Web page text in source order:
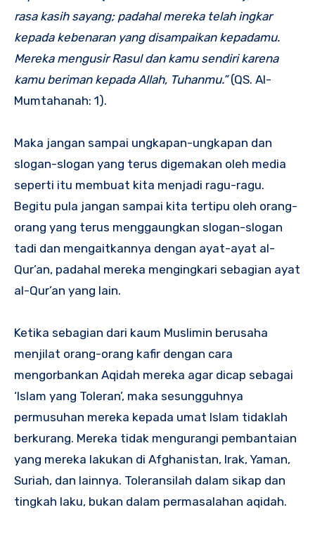
rasa kasih sayang; padahal mereka telah ingkar
kepada kebenaran yang disampaikan kepadamu.
Mereka mengusir Rasul dan kamu sendiri karena
kamu beriman kepada Allah, Tuhanmu.” (QS. Al-
Mumtahanah: 1).
Maka jangan sampai ungkapan-ungkapan dan
slogan-slogan yang terus digemakan oleh media
seperti itu membuat kita menjadi ragu-ragu.
Begitu pula jangan sampai kita tertipu oleh orang-
orang yang terus menggaungkan slogan-slogan
tadi dan mengaitkannya dengan ayat-ayat al-
Qur’an, padahal mereka mengingkari sebagian ayat
al-Qur’an yang lain.
Ketika sebagian dari kaum Muslimin berusaha
menjilat orang-orang kafir dengan cara
mengorbankan Aqidah mereka agar dicap sebagai
‘Islam yang Toleran’, maka sesungguhnya
permusuhan mereka kepada umat Islam tidaklah
berkurang. Mereka tidak mengurangi pembantaian
yang mereka lakukan di Afghanistan, Irak, Yaman,
Suriah, dan lainnya. Toleransilah dalam sikap dan
tingkah laku, bukan dalam permasalahan aqidah.